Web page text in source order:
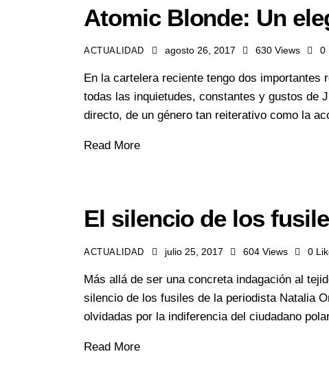
Atomic Blonde: Un
ACTUALIDAD agosto 26, 2017 630 Views 0
En la cartelera reciente tengo dos
todas las inquietudes, constantes y gustos de
directo, de un género tan reiterativo como la
Read More
El silencio de los
ACTUALIDAD julio 25, 2017 604 Views 0
Más allá de ser una concreta indagación al
silencio de los fusiles de la periodista Natalia
olvidadas por la indiferencia del ciudadano
Read More